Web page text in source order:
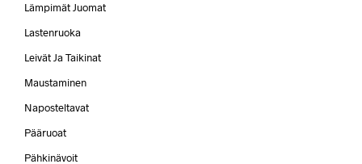
Lämpimät Juomat
Lastenruoka
Leivät Ja Taikinat
Maustaminen
Naposteltavat
Pääruoat
Pähkinävoit